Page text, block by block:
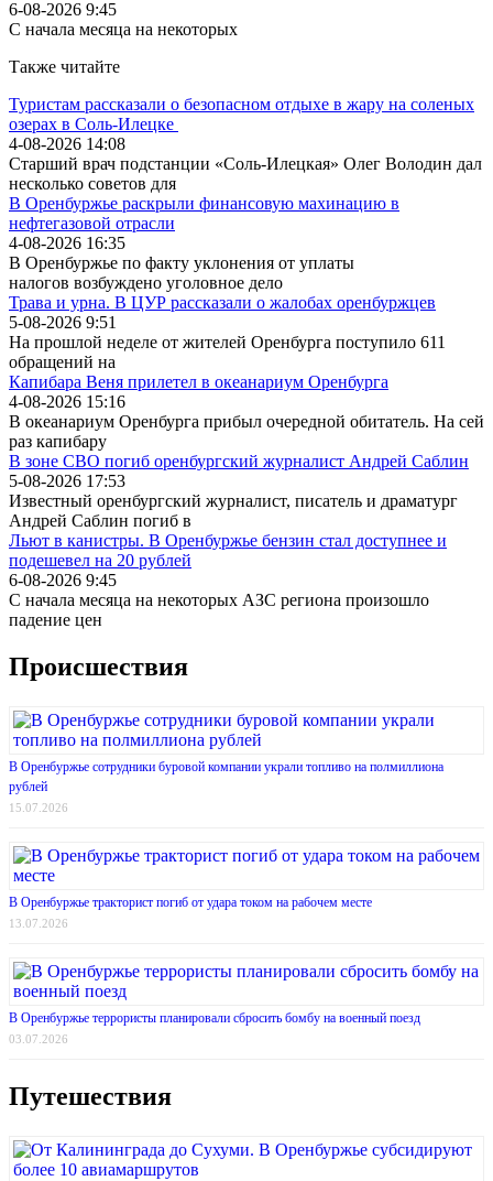
6-08-2026 9:45
С начала месяца на некоторых
Также читайте
Туристам рассказали о безопасном отдыхе в жару на соленых
озерах в Соль-Илецке
4-08-2026 14:08
Старший врач подстанции «Соль-Илецкая» Олег Володин дал
несколько советов для
В Оренбуржье раскрыли финансовую махинацию в
нефтегазовой отрасли
4-08-2026 16:35
В Оренбуржье по факту уклонения от уплаты
налогов возбуждено уголовное дело
Трава и урна. В ЦУР рассказали о жалобах оренбуржцев
5-08-2026 9:51
На прошлой неделе от жителей Оренбурга поступило 611
обращений на
Капибара Веня прилетел в океанариум Оренбурга
4-08-2026 15:16
В океанариум Оренбурга прибыл очередной обитатель. На сей
раз капибару
В зоне СВО погиб оренбургский журналист Андрей Саблин
5-08-2026 17:53
Известный оренбургский журналист, писатель и драматург
Андрей Саблин погиб в
Льют в канистры. В Оренбуржье бензин стал доступнее и
подешевел на 20 рублей
6-08-2026 9:45
С начала месяца на некоторых АЗС региона произошло
падение цен
Происшествия
В Оренбуржье сотрудники буровой компании украли топливо на полмиллиона
рублей
15.07.2026
В Оренбуржье тракторист погиб от удара током на рабочем месте
13.07.2026
В Оренбуржье террористы планировали сбросить бомбу на военный поезд
03.07.2026
Путешествия